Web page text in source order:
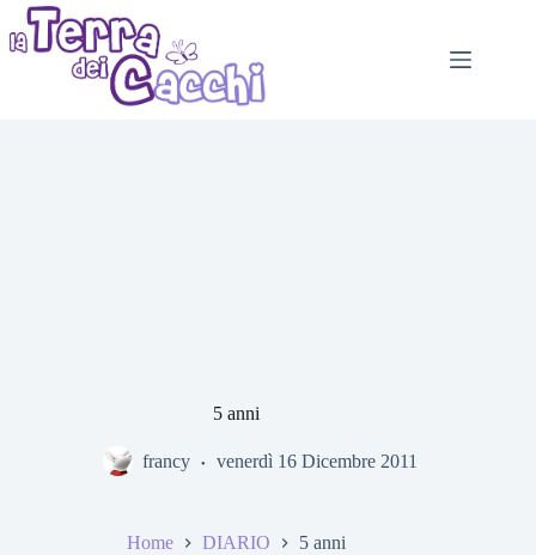
Salta
al
contenuto
5 anni
francy venerdì 16 Dicembre 2011
Home DIARIO 5 anni